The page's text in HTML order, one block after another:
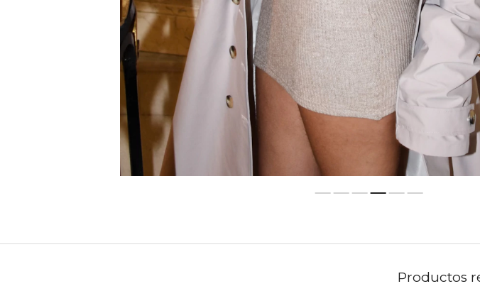
Productos